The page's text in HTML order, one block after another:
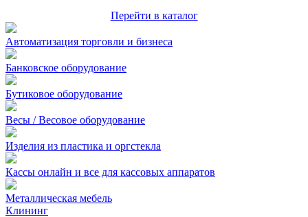
Перейти в каталог
Автоматизация торговли и бизнеса
Банковское оборудование
Бутиковое оборудование
Весы / Весовое оборудование
Изделия из пластика и оргстекла
Кассы онлайн и все для кассовых аппаратов
Металлическая мебель
Клининг